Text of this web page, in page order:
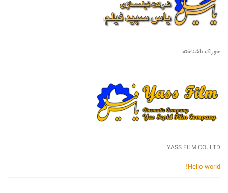
خوراک ناشناخته
YASS FILM CO. LTD
Hello world!